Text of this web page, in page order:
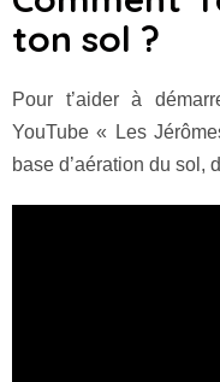
ton sol ?
Pour t’aider à
YouTube « Les
base d’aération du sol,